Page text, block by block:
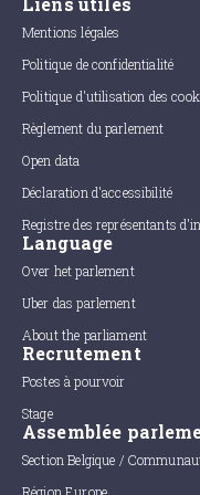
Mentions légales
Politique de confidentialité
Politique d'utilisation des
Règlement du parlement
Open data
Déclaration d'accessibilité
Registre des représentants
Language
Over het parlement
Uber das parlement
About the parliament
Recrutement
Postes à pourvoir
Stage
Assemblée
Section Belgique /